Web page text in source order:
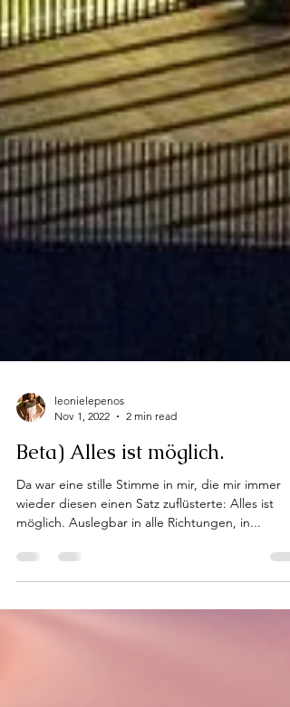
leonielepenos
Nov 1, 2022
2 min read
Beta) Alles ist möglich.
Da war eine stille Stimme in mir, die mir immer
wieder diesen einen Satz zuflüsterte: Alles ist